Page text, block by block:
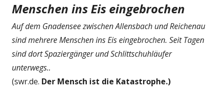
Menschen ins Eis eingebrochen
Auf dem Gnadensee zwischen Allensbach und Reichenau
sind mehrere Menschen ins Eis eingebrochen. Seit Tagen
sind dort Spaziergänger und Schlittschuhläufer
unterwegs..
(swr.de. Der Mensch ist die Katastrophe.)